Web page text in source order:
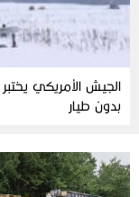
بدون طيار